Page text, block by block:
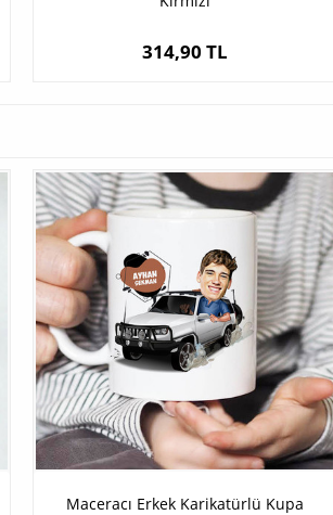
314,90 TL
Maceracı Erkek Karikatürlü Kupa